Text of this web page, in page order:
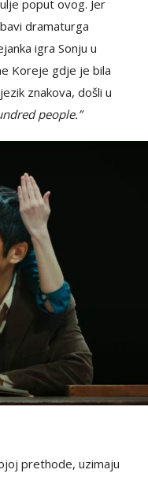
poput ovog. Jer
dramaturga
igra Sonju u
Koreje gdje je bila
znakova, došli u
people.”
prethode, uzimaju